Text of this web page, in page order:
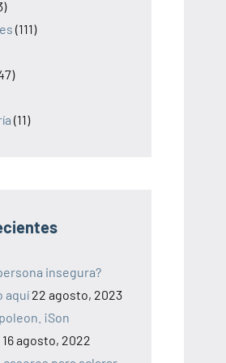
(111)
(11)
insegura?
aquí 22 agosto, 2023
¡Son
16 agosto, 2022